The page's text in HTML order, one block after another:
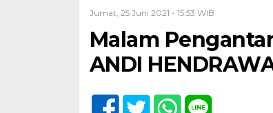
Jumat, 25 Juni 2021 - 15:53 WIB
Malam
ANDI